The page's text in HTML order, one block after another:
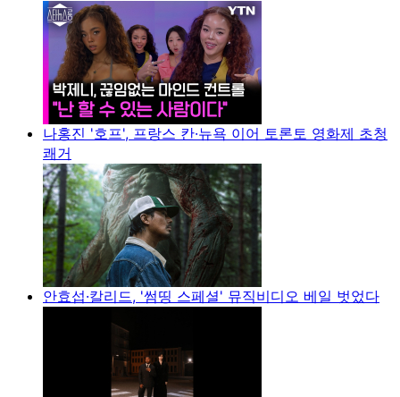
나홍진 '호프', 프랑스 칸·뉴욕 이어 토론토 영화제 초청
쾌거
안효섭·칼리드, '썸띵 스페셜' 뮤직비디오 베일 벗었다